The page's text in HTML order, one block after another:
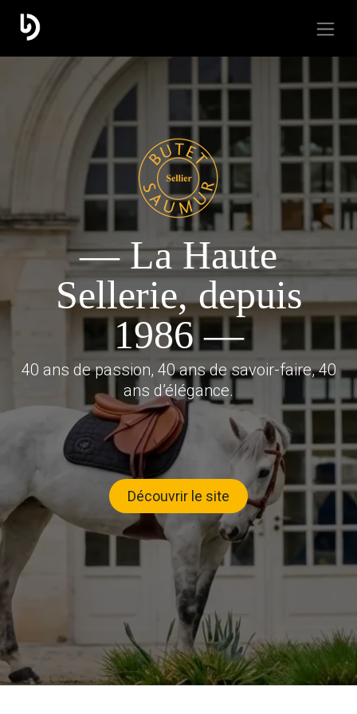
— La Haute
Sellerie, depuis
1986 —
40 ans de passion, 40 ans de savoir-faire, 40
ans d’élégance.
Découvrir le site​​​​